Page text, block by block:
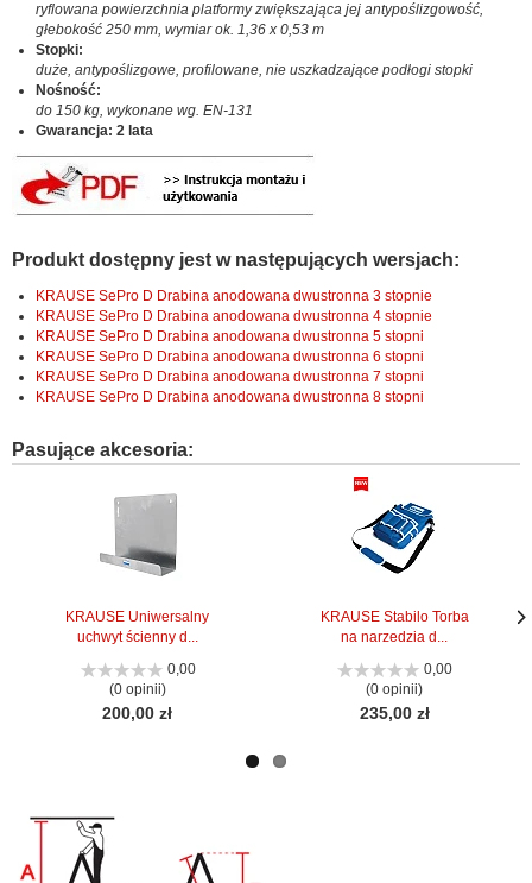
ryflowana powierzchnia platformy zwiększająca jej antypoślizgowość,
głebokość 250 mm, wymiar ok. 1,36 x 0,53 m
Stopki:
duże, antypoślizgowe, profilowane, nie uszkadzające podłogi stopki
Nośność:
do 150 kg, wykonane wg. EN-131
Gwarancja: 2 lata
Produkt dostępny jest w następujących wersjach:
KRAUSE SePro D Drabina anodowana dwustronna 3 stopnie
KRAUSE SePro D Drabina anodowana dwustronna 4 stopnie
KRAUSE SePro D Drabina anodowana dwustronna 5 stopni
KRAUSE SePro D Drabina anodowana dwustronna 6 stopni
KRAUSE SePro D Drabina anodowana dwustronna 7 stopni
KRAUSE SePro D Drabina anodowana dwustronna 8 stopni
Pasujące akcesoria:
KRAUSE Uniwersalny
uchwyt ścienny d...
0,00
(0 opinii)
200,00 zł
KRAUSE Stabilo Torba
na narzedzia d...
0,00
(0 opinii)
235,00 zł